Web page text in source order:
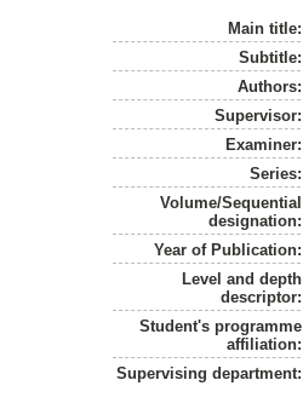
Main title:
Subtitle:
Authors:
Supervisor:
Examiner:
Series:
Volume/Sequential
designation:
Year of Publication:
Level and depth
descriptor:
Student's programme
affiliation:
Supervising department: